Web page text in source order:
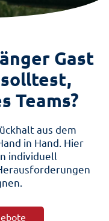
Gast
solltest,
Teams?
aus dem
in Hand. Hier
individuell